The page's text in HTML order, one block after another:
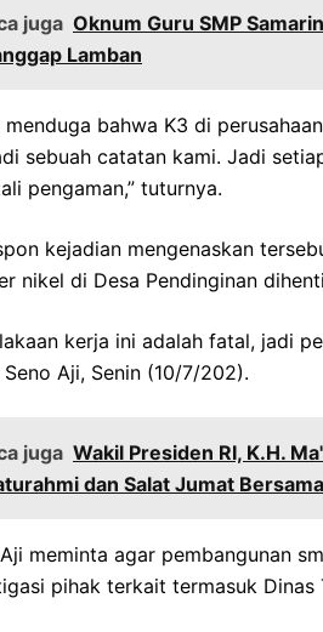
juga Oknum Guru SMP
Lamban
menduga bahwa K3 di
sebuah catatan kami. Jadi
pengaman,” tuturnya.
kejadian mengenaskan
nikel di Desa Pendinginan
kerja ini adalah fatal, jadi
Aji, Senin (10/7/202).
juga Wakil Presiden RI, K.H.
dan Salat Jumat Bersama
meminta agar pembangunan
pihak terkait termasuk Dinas